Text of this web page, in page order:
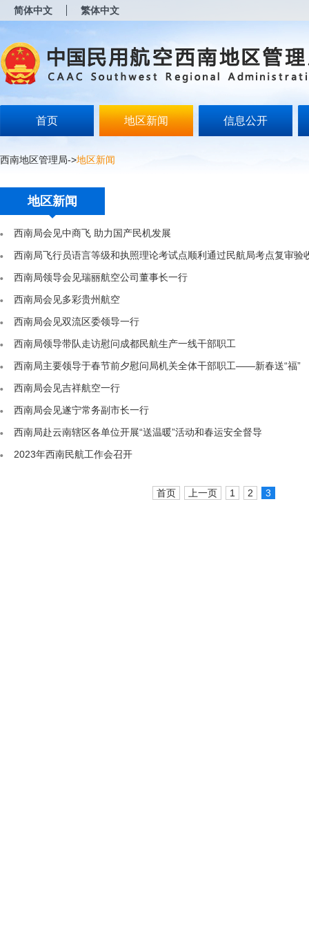
简体中文 繁体中文
首页 地区新闻 信息公开
西南地区管理局->地区新闻
地区新闻
西南局会见中商飞 助力国产民机发展
西南局飞行员语言等级和执照理论考试点顺利通过民航局考点复审验
西南局领导会见瑞丽航空公司董事长一行
西南局会见多彩贵州航空
西南局会见双流区委领导一行
西南局领导带队走访慰问成都民航生产一线干部职工
西南局主要领导于春节前夕慰问局机关全体干部职工——新春送“福”
西南局会见吉祥航空一行
西南局会见遂宁常务副市长一行
西南局赴云南辖区各单位开展“送温暖”活动和春运安全督导
2023年西南民航工作会召开
首页 上一页 1 2 3
开
无
障
说
按
Alt
波
键
导
模